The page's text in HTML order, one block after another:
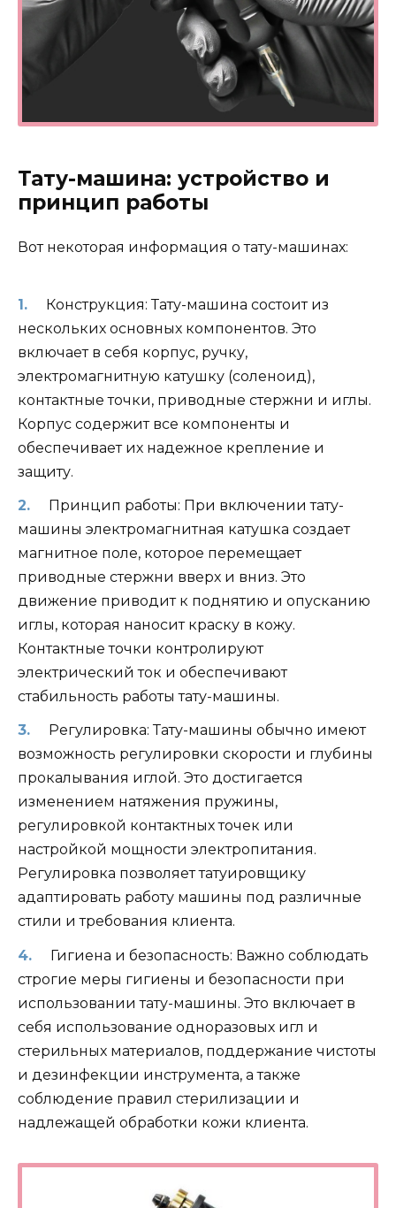
Тату-машина: устройство и
принцип работы
Вот некоторая информация о тату-машинах:
Конструкция: Тату-машина состоит из
нескольких основных компонентов. Это
включает в себя корпус, ручку,
электромагнитную катушку (соленоид),
контактные точки, приводные стержни и иглы.
Корпус содержит все компоненты и
обеспечивает их надежное крепление и
защиту.
Принцип работы: При включении тату-
машины электромагнитная катушка создает
магнитное поле, которое перемещает
приводные стержни вверх и вниз. Это
движение приводит к поднятию и опусканию
иглы, которая наносит краску в кожу.
Контактные точки контролируют
электрический ток и обеспечивают
стабильность работы тату-машины.
Регулировка: Тату-машины обычно имеют
возможность регулировки скорости и глубины
прокалывания иглой. Это достигается
изменением натяжения пружины,
регулировкой контактных точек или
настройкой мощности электропитания.
Регулировка позволяет татуировщику
адаптировать работу машины под различные
стили и требования клиента.
Гигиена и безопасность: Важно соблюдать
строгие меры гигиены и безопасности при
использовании тату-машины. Это включает в
себя использование одноразовых игл и
стерильных материалов, поддержание чистоты
и дезинфекции инструмента, а также
соблюдение правил стерилизации и
надлежащей обработки кожи клиента.